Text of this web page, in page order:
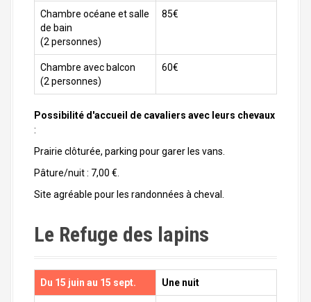
Chambre océane et salle
de bain
(2 personnes)
85€
Chambre avec balcon
(2 personnes)
60€
Possibilité d'accueil de cavaliers avec leurs chevaux
:
Prairie clôturée, parking pour garer les vans.
Pâture/nuit : 7,00 €.
Site agréable pour les randonnées à cheval.
Le Refuge des lapins
Du 15 juin au 15 sept. Une nuit